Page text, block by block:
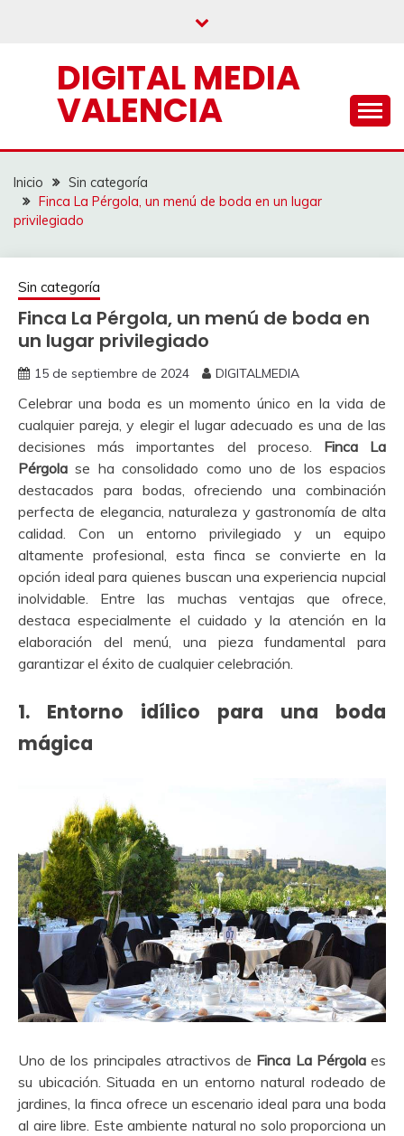
DIGITAL MEDIA
VALENCIA
Inicio
Sin categoría
Finca La Pérgola, un menú de boda en un lugar
privilegiado
Sin categoría
Finca La Pérgola, un menú de boda en
un lugar privilegiado
15 de septiembre de 2024 DIGITALMEDIA
Celebrar una boda es un momento único en la vida de
cualquier pareja, y elegir el lugar adecuado es una de las
decisiones más importantes del proceso. Finca La
Pérgola se ha consolidado como uno de los espacios
destacados para bodas, ofreciendo una combinación
perfecta de elegancia, naturaleza y gastronomía de alta
calidad. Con un entorno privilegiado y un equipo
altamente profesional, esta finca se convierte en la
opción ideal para quienes buscan una experiencia nupcial
inolvidable. Entre las muchas ventajas que ofrece,
destaca especialmente el cuidado y la atención en la
elaboración del menú, una pieza fundamental para
garantizar el éxito de cualquier celebración.
1. Entorno idílico para una boda
mágica
Uno de los principales atractivos de Finca La Pérgolaes
su ubicación. Situada en un entorno natural rodeado de
jardines, la finca ofrece un escenario ideal para una boda
al aire libre. Este ambiente natural no solo proporciona un